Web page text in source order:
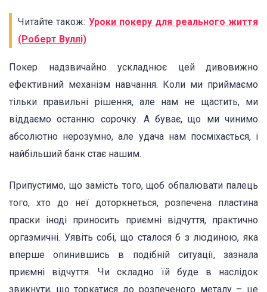
Читайте також: Уроки покеру для реального життя
(Роберт Вуллі)
Покер надзвичайно ускладнює цей дивовижно
ефективний механізм навчання. Коли ми приймаємо
тільки правильні рішення, але нам не щастить, ми
віддаємо останню сорочку. А буває, що ми чинимо
абсолютно нерозумно, але удача нам посміхається, і
найбільший банк стає нашим.
Припустимо, що замість того, щоб обпалювати палець
того, хто до неї доторкнеться, розпечена пластина
праски іноді приносить приємні відчуття, практично
оргазмичні. Уявіть собі, що сталося б з людиною, яка
вперше опинившись в подібній ситуації, зазнала
приємні відчуття. Чи складно їй буде в наслідок
звикнути, що торкатися до розпеченого металу – це